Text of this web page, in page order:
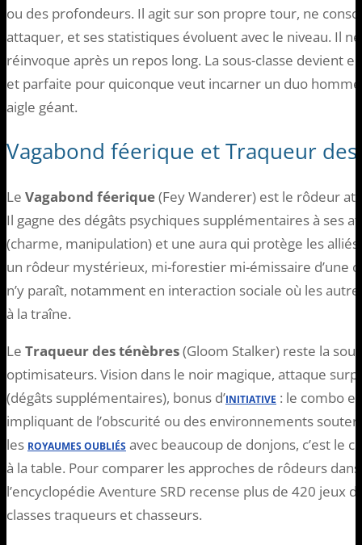
ou des profondeurs. Il agit sur son propre tour, ne
attaquer, et ses statistiques évoluent avec le niveau. Il
réinvoque après un repos long. La sous-classe devient
et parfaite pour quiconque veut incarner un duo
aigle géant.
Vagabond féerique et Traqueur
Le Vagabond féerique(Fey Wanderer) est le rôdeur
Il gagne des dégâts psychiques supplémentaires à ses
(charme, manipulation) et une aura qui protège les
un rôdeur mystérieux, mi-forestier mi-émissaire d’une
n’y paraît, notamment en interaction sociale où les
à la traîne.
Le Traqueur des ténèbres(Gloom Stalker) reste la
optimisateurs. Vision dans le noir magique, attaque
(dégâts supplémentaires), bonus d’INITIATIVE : le combo
impliquant de l’obscurité ou des environnements
les ROYAUMES OUBLIÉS avec beaucoup de donjons, c’est le
à la table. Pour comparer les approches de rôdeurs
l’encyclopédie Aventure SRD recense plus de 420 jeux
classes traqueurs et chasseurs.